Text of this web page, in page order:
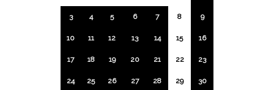
3 4 5 6 7 8 9
10 11 12 13 14 15 16
17 18 19 20 21 22 23
24 25 26 27 28 29 30